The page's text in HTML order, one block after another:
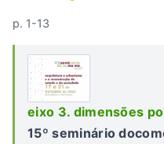
p. 1-13
eixo 3. dimensões
15º seminário